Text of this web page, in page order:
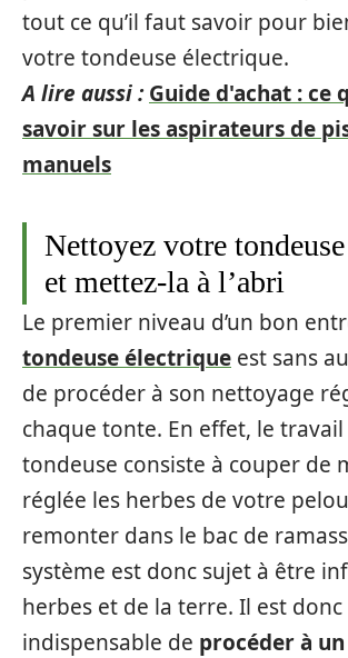
tout ce qu’il faut savoir pour
votre tondeuse électrique.
A lire aussi : Guide d'achat : ce
savoir sur les aspirateurs de
manuels
Nettoyez votre
et mettez-la à l’abri
Le premier niveau d’un bon
tondeuse électrique est sans
de procéder à son nettoyage
chaque tonte. En effet, le travail
tondeuse consiste à couper de
réglée les herbes de votre
remonter dans le bac de
système est donc sujet à être
herbes et de la terre. Il est donc
indispensable de procéder à